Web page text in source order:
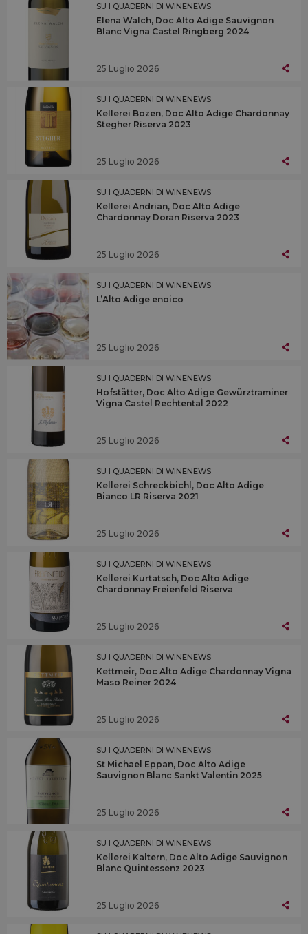
SU I QUADERNI DI WINENEWS
Elena Walch, Doc Alto Adige Sauvignon
Blanc Vigna Castel Ringberg 2024
25 Luglio 2026
SU I QUADERNI DI WINENEWS
Kellerei Bozen, Doc Alto Adige Chardonnay
Stegher Riserva 2023
25 Luglio 2026
SU I QUADERNI DI WINENEWS
Kellerei Andrian, Doc Alto Adige
Chardonnay Doran Riserva 2023
25 Luglio 2026
SU I QUADERNI DI WINENEWS
L’Alto Adige enoico
25 Luglio 2026
SU I QUADERNI DI WINENEWS
Hofstätter, Doc Alto Adige Gewürztraminer
Vigna Castel Rechtental 2022
25 Luglio 2026
SU I QUADERNI DI WINENEWS
Kellerei Schreckbichl, Doc Alto Adige
Bianco LR Riserva 2021
25 Luglio 2026
SU I QUADERNI DI WINENEWS
Kellerei Kurtatsch, Doc Alto Adige
Chardonnay Freienfeld Riserva
25 Luglio 2026
SU I QUADERNI DI WINENEWS
Kettmeir, Doc Alto Adige Chardonnay Vigna
Maso Reiner 2024
25 Luglio 2026
SU I QUADERNI DI WINENEWS
St Michael Eppan, Doc Alto Adige
Sauvignon Blanc Sankt Valentin 2025
25 Luglio 2026
SU I QUADERNI DI WINENEWS
Kellerei Kaltern, Doc Alto Adige Sauvignon
Blanc Quintessenz 2023
25 Luglio 2026